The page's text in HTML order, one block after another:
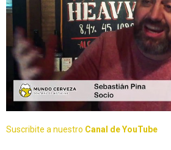
Suscribite a nuestro Canal de YouTube